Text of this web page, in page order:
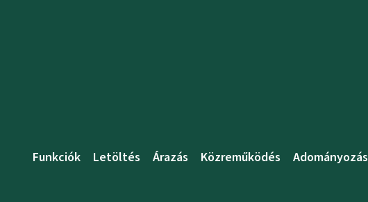
Funkciók Letöltés Árazás Közreműködés Adományozás